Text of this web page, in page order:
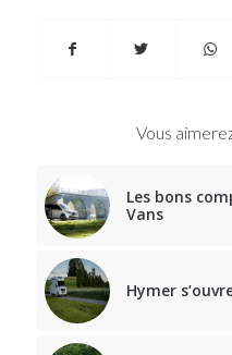
Vous
Les bons
Vans
Hymer